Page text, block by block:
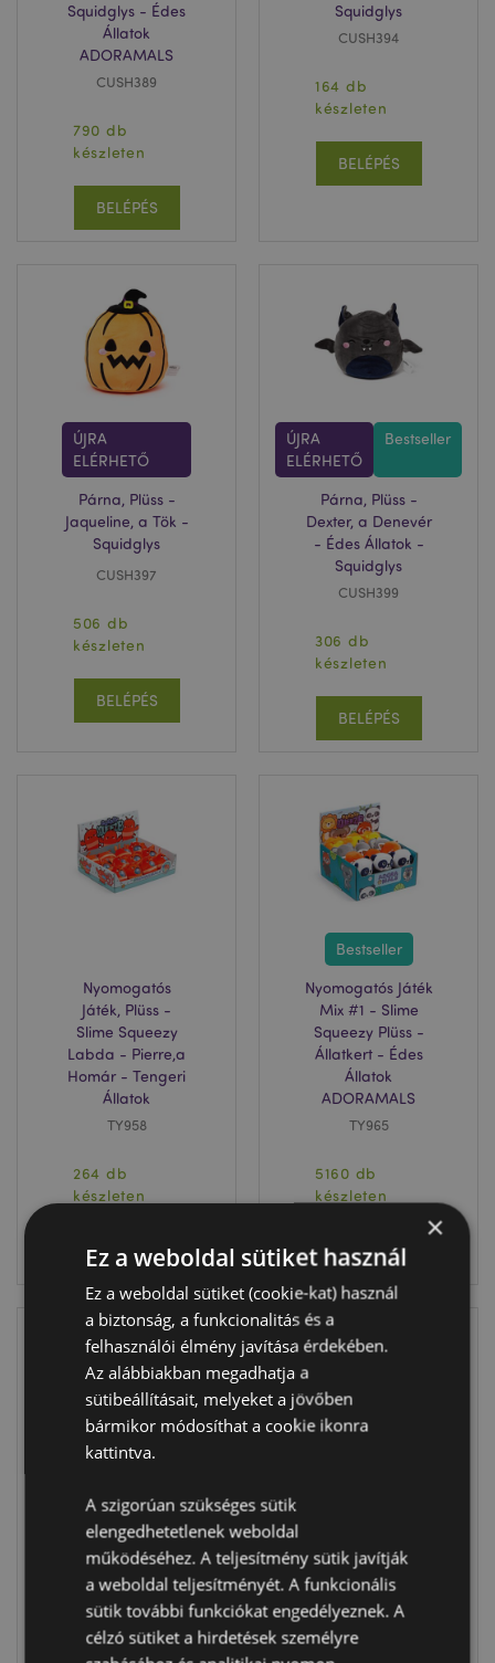
Squidglys - Édes
Állatok
ADORAMALS
CUSH389
790 db
készleten
BELÉPÉS
Squidglys
CUSH394
164 db
készleten
BELÉPÉS
ÚJRA
ELÉRHETŐ
Párna, Plüss -
Jaqueline, a Tök -
Squidglys
CUSH397
506 db
készleten
BELÉPÉS
ÚJRA
ELÉRHETŐ
Bestseller
Párna, Plüss -
Dexter, a Denevér
- Édes Állatok -
Squidglys
CUSH399
306 db
készleten
BELÉPÉS
Nyomogatós
Játék, Plüss -
Slime Squeezy
Labda - Pierre,a
Homár - Tengeri
Állatok
TY958
264 db
készleten
BELÉPÉS
Bestseller
Nyomogatós Játék
Mix #1 - Slime
Squeezy Plüss -
Állatkert - Édes
Állatok
ADORAMALS
TY965
5160 db
készleten
BELÉPÉS
Nyomogatós Játék
Mix #2 - Slime
Squeezy Plüss -
Állatkert - Édes
Állatok
ADORAMALS
TY966
Játék, Plüss -
Slime Squeezy
Labda - Bubble
Tea - Foodiemals
×
Ez a weboldal sütiket használ
Ez a weboldal sütiket (cookie-kat) használ
a biztonság, a funkcionalitás és a
felhasználói élmény javítása érdekében.
Az alábbiakban megadhatja a
sütibeállításait, melyeket a jövőben
bármikor módosíthat a cookie ikonra
kattintva.
A szigorúan szükséges sütik
elengedhetetlenek weboldal
működéséhez. A teljesítmény sütik javítják
a weboldal teljesítményét. A funkcionális
sütik további funkciókat engedélyeznek. A
célzó sütiket a hirdetések személyre